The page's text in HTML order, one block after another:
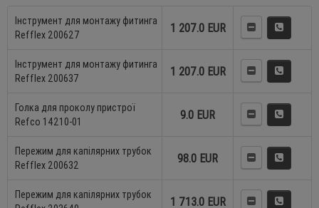
Інструмент для монтажу фитинга
Refflex 200627
1 207.0 EUR
Інструмент для монтажу фитинга
Refflex 200637
1 207.0 EUR
Голка для проколу пристрої
Refco 14210-01
9.0 EUR
Пережим для капілярних трубок
Refflex 200632
98.0 EUR
Пережим для капілярних трубок
1 713.0 EUR